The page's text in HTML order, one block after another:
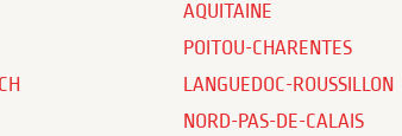
AQUITAINE
POITOU-CHARENTES
LANGUEDOC-ROUSSILLON
NORD-PAS-DE-CALAIS